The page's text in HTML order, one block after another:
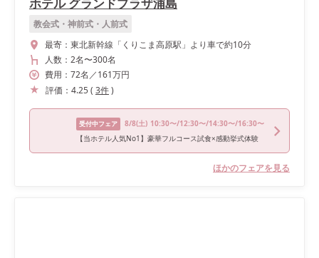
ホテル グランドプラザ浦島
教会式・神前式・人前式
最寄： 東北新幹線「くりこま高原駅」より車で約10分
人数： 2名〜300名
費用： 72名 ／161万円
評価： 4.25( 3件)
受付中フェア 8/8(土) 10:30〜/12:30〜/14:30〜/16:30〜
【当ホテル人気No1】豪華フルコース試食×感動挙式体験
ほかのフェアを見る